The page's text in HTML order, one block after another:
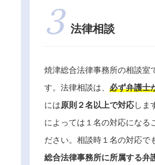
法律相談
焼津総合法律事務所の相談室
す。法律相談は、 必ず弁護士
には原則２名以上で対応しま
によっては１名の対応になる
ださい。相談時１名の対応で
総合法律事務所に所属する弁